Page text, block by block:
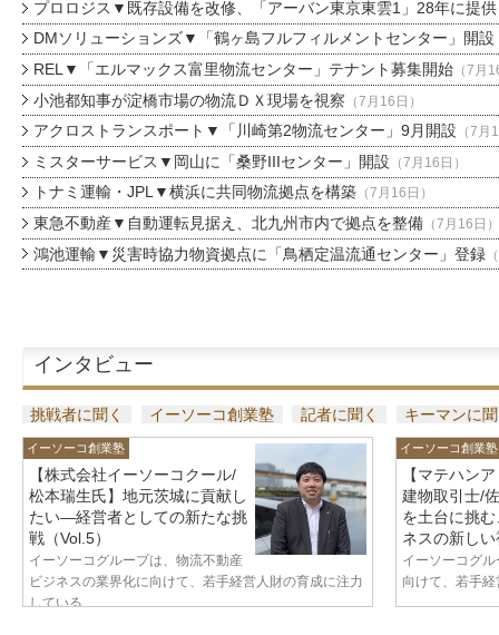
プロロジス▼既存設備を改修、「アーバン東京東雲1」28年に提供
DMソリューションズ▼「鶴ヶ島フルフィルメントセンター」開設
REL▼「エルマックス富里物流センター」テナント募集開始（7月
小池都知事が淀橋市場の物流ＤＸ現場を視察 （7月16日）
アクロストランスポート▼「川崎第2物流センター」9月開設 （7月
ミスターサービス▼岡山に「桑野IIIセンター」開設 （7月16日）
トナミ運輸・JPL▼横浜に共同物流拠点を構築（7月16日）
東急不動産▼自動運転見据え、北九州市内で拠点を整備（7月16日）
鴻池運輸▼災害時協力物資拠点に「鳥栖定温流通センター」登録
インタビュー
挑戦者に聞く イーソーコ創業塾 記者に聞く キーマンに
イーソーコ創業塾
【株式会社イーソーコクール/
松本瑞生氏】地元茨城に貢献し
たい—経営者としての新たな挑
戦（Vol.5）
イーソーコグループは、物流不動産
ビジネスの業界化に向けて、若手経営人財の育成に注力
している...
イーソーコ創業塾
【マテハン
建物取引士/
を土台に挑
ネスの新し
イーソーコグ
向けて、若手